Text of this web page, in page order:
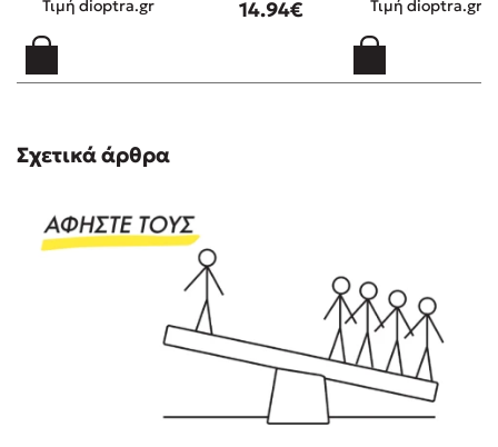
Τιμή dioptra.gr 14.94€ Τιμή dioptra.gr
Σχετικά άρθρα